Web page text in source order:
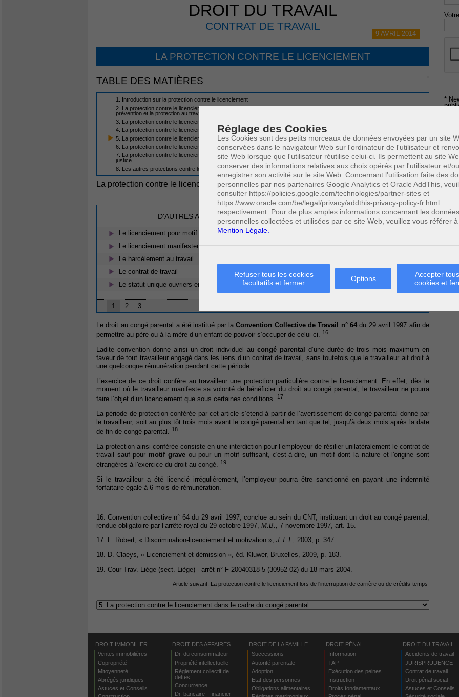
Réglage des Cookies
Les Cookies sont des petits morceaux de données envoyées par un site
conservées dans le navigateur Web sur l'ordinateur de l'utilisateur et
site Web lorsque que l'utilisateur réutilise celui-ci. Ils permettent au site
conserver des informations relatives aux choix opérés par l'utilisateur et/
enregistrer son activité sur le site Web. Concernant l'utilisation faite des
personnelles par nos partenaires Google Analytics et Oracle AddThis,
consulter https://policies.google.com/technologies/partner-sites et
https://www.oracle.com/be/legal/privacy/addthis-privacy-policy-fr.html
respectivement. Pour de plus amples informations concernant les données
personnelles collectées et utilisées par ce site Web, veuillez vous référer
Mention Légale.
Refuser tous les cookies
facultatifs et fermer
Options
Accepter
cookies et
DROIT DU TRAVAIL
CONTRAT DE TRAVAIL
9 AVRIL 2014
LA PROTECTION CONTRE LE LICENCIEMENT
TABLE DES MATIÈRES
1. Introduction sur la protection contre le licenciement
2. La protection contre le licenciement des délégués du personnel et candidats au conseil d'entreprise et au comité pour la
prévention et la protection au travail
3. La protection contre le licenciement des délégués syndicaux
4. La protection contre le licenciement des travailleuses enceintes
5. La protection contre le licenciement dans le cadre du congé parental
6. La protection contre le licenciement lors de l'interruption de carrière ou de crédits-temps
7. La protection contre le licenciement des travailleurs harcelés ou violentes ayant porte plainte ou introduit une action en
justice
8. Les autres protections contre le licenciement
La protection contre le licenciement dans le cadre du congé parental(5/8) Cette page a été vue0
fois
D'AUTRES ARTICLES SUSCEPTIBLES DE VOUS INTERESSER:
Le licenciement pour motif grave
Le licenciement manifestement déraisonnable et la motivation du licenciement
Le harcèlement au travail
Le contrat de travail
Le statut unique ouvriers-employés : La loi du 26 décembre 2013
1 2 3
Le droit au congé parental a été institué par laConvention Collective de Travail n° 64 du 29 avril 1997 afin de
permettre au père ou à la mère d’un enfant de pouvoir s’occuper de celui-ci. 16
Ladite convention donne ainsi un droit individuel au congé parental
d’une durée de trois mois maximum en
faveur de tout travailleur engagé dans les liens d’un contrat de travail, sans toutefois que le travailleur ait droit à
une quelconque rémunération pendant cette période.
L’exercice de ce droit confère au travailleur une protection particulière contre le licenciement. En effet, dès le
moment où le travailleur manifeste sa volonté de bénéficier du droit au congé parental, le travailleur ne pourra
faire l’objet d’un licenciement que sous certaines conditions. 17
La période de protection conférée par cet article s’étend à partir de l’avertissement de congé parental donné par
le travailleur, soit au plus tôt trois mois avant le congé parental en tant que tel, jusqu’à deux mois après la date
de fin de congé parental. 18
La protection ainsi conférée consiste en une interdiction pour l’employeur de résilier unilatéralement le contrat de
travail sauf pour motif graveou pour un motif suffisant, c'est-à-dire, un motif dont la nature et l'origine sont
étrangères à l'exercice du droit au congé. 19
Si le travailleur a été licencié irrégulièrement, l’employeur pourra être sanctionné en payant une indemnité
forfaitaire égale à 6 mois de rémunération.
16. Convention collective n° 64 du 29 avril 1997, conclue au sein du CNT, instituant un droit au congé parental,
rendue obligatoire par l’arrêté royal du 29 octobre 1997, M.B.,
7 novembre 1997, art. 15.
17. F. Robert, « Discrimination-licenciement et motivation », J.T.T., 2003, p. 347
18. D. Claeys, « Licenciement et démission », éd. Kluwer, Bruxelles, 2009, p. 183.
19. Cour Trav. Liège (sect. Liège) - arrêt n° F-20040318-5 (30952-02) du 18 mars 2004.
Article suivant: La protection contre le licenciement lors de l'interruption de carrière ou de crédits-temps
*
DROIT IMMOBILIER
Ventes immobilières
Copropriété
Mitoyenneté
Abrégés juridiques
Astuces et Conseils
DROIT DES AFFAIRES
Dr. du consommateur
Propriété intellectuelle
Règlement collectif de
dettes
Concurrence
Dr. bancaire - financier
DROIT DE LA FAMILLE
Successions
Autorité parentale
Adoption
Etat des personnes
Obligations alimentaires
DROIT PÉNAL
Information
TAP
Exécution des peines
Instruction
Droits fondamentaux
DROIT DU TRAVAIL
Accidents de travail
JURISPRUDENCE
Contrat de travail
Droit pénal social
Astuces et Conseils